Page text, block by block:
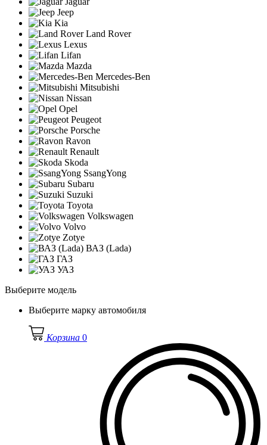
Jeep
Kia
Land Rover
Lexus
Lifan
Mazda
Mercedes-Ben
Mitsubishi
Nissan
Opel
Peugeot
Porsche
Ravon
Renault
Skoda
SsangYong
Subaru
Suzuki
Toyota
Volkswagen
Volvo
Zotye
ВАЗ (Lada)
ГАЗ
УАЗ
Выберите модель
Выберите марку автомобиля
Корзина 0